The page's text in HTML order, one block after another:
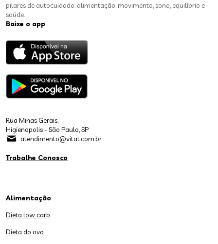
pilares de autocuidado: alimentação, movimento, sono, equilíbrio e
saúde.
Baixe o app
Rua Minas Gerais,
Higienopolis - São Paulo, SP
atendimento@vitat.com.br
Trabalhe Conosco
Alimentação
Dieta low carb
Dieta do ovo